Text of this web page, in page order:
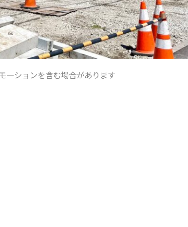
ーションを含む場合があります